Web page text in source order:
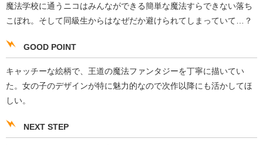
魔法学校に通うニコはみんなができる簡単な魔法すらできない落ち
こぼれ。そして同級生からはなぜだか避けられてしまっていて…？
GOOD POINT
キャッチーな絵柄で、王道の魔法ファンタジーを丁寧に描いてい
た。女の子のデザインが特に魅力的なので次作以降にも活かしてほ
しい。
NEXT STEP